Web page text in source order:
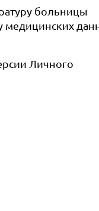
больницы
медицинских
Личного